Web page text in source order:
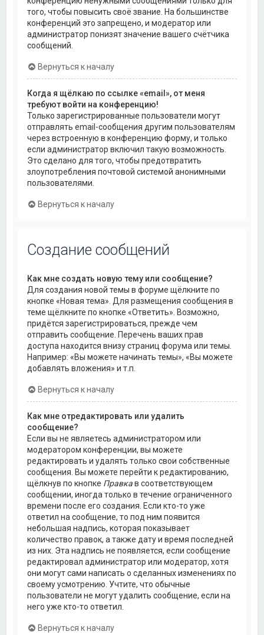
того, чтобы повысить своё звание. На большинстве
конференций это запрещено, и модератор или
администратор понизят значение вашего счётчика
сообщений.
Вернуться к началу
Когда я щёлкаю по ссылке «email», от меня
требуют войти на конференцию!
Только зарегистрированные пользователи могут
отправлять email-сообщения другим пользователям
через встроенную в конференцию форму, и только
если администратор включил такую возможность.
Это сделано для того, чтобы предотвратить
злоупотребления почтовой системой анонимными
пользователями.
Вернуться к началу
Создание сообщений
Как мне создать новую тему или сообщение?
Для создания новой темы в форуме щёлкните по
кнопке «Новая тема». Для размещения сообщения в
теме щёлкните по кнопке «Ответить». Возможно,
придётся зарегистрироваться, прежде чем
отправить сообщение. Перечень ваших прав
доступа находится внизу страниц форума или темы.
Например: «Вы можете начинать темы», «Вы можете
добавлять вложения» и т.п.
Вернуться к началу
Как мне отредактировать или удалить
сообщение?
Если вы не являетесь администратором или
модератором конференции, вы можете
редактировать и удалять только свои собственные
сообщения. Вы можете перейти к редактированию,
щёлкнув по кнопке Правкав соответствующем
сообщении, иногда только в течение ограниченного
времени после его создания. Если кто-то уже
ответил на сообщение, то под ним появится
небольшая надпись, которая показывает
количество правок, а также дату и время последней
из них. Эта надпись не появляется, если сообщение
редактировал администратор или модератор, хотя
они могут сами написать о сделанных изменениях по
своему усмотрению. Учтите, что обычные
пользователи не могут удалить сообщение, если на
него уже кто-то ответил.
Вернуться к началу